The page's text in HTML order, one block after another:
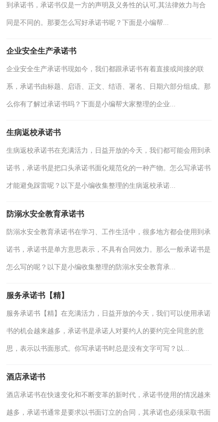
到承诺书，承诺书仅是一方的声明及义务性的认可,其法律效力与合
同是不同的。那要怎么写好承诺书呢？下面是小编帮...
企业安全生产承诺书
企业安全生产承诺书现如今，我们都跟承诺书有着直接或间接的联
系，承诺书由标题、启语、正文、结语、署名、日期六部分组成。那
么你有了解过承诺书吗？下面是小编帮大家整理的企业...
生病返校承诺书
生病返校承诺书在充满活力，日益开放的今天，我们都可能会用到承
诺书，承诺书是把口头承诺书面化规范化的一种产物。怎么写承诺书
才能避免踩雷呢？以下是小编收集整理的生病返校承诺...
防溺水安全教育承诺书
防溺水安全教育承诺书在学习、工作生活中，很多地方都会使用到承
诺书，承诺书是单方意思表示，不具有合同效力。那么一般承诺书是
怎么写的呢？以下是小编收集整理的防溺水安全教育承...
服务承诺书【精】
服务承诺书【精】在充满活力，日益开放的今天，我们可以使用承诺
书的机会越来越多，承诺书是承诺人对要约人的要约完全同意的意
思，表示以书面形式。你写承诺书时总是没有文字可写？以...
酒店承诺书
酒店承诺书在快速变化和不断变革的新时代，承诺书使用的情况越来
越多，承诺书通常是要求以书面订立的合同，其承诺也必须采取书面